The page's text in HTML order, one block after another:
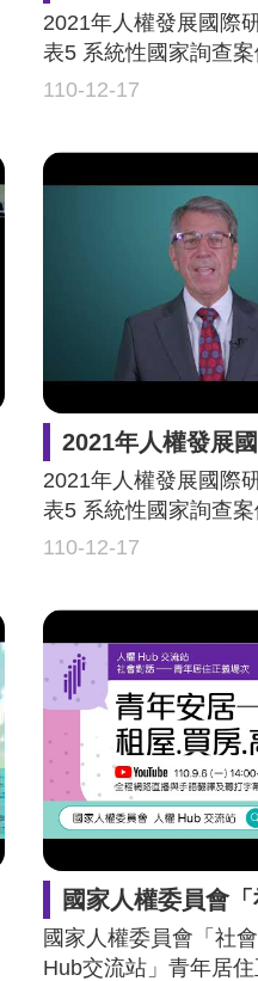
110-12-17
2021年人權發展國際
表5 系統性國家詢查
2021年人權發展國際研討會 主題發表5 系統性國家詢查
110-12-17
2021年人權發展國際
表5 系統性國家詢查
國家人權委員會「社會對話—人權Hub交流
國家人權委員會「社
Hub交流站」青年居